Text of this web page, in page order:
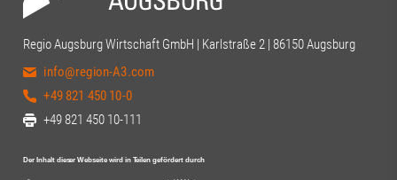
Regio Augsburg Wirtschaft GmbH | Karlstraße 2 | 86150 Augsburg
info@region-A3.com
+49 821 450 10-0
+49 821 450 10-111